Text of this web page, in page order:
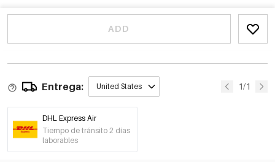
ADD
Entrega: United States 1/1
DHL Express Air
Tiempo de tránsito 2 días
laborables